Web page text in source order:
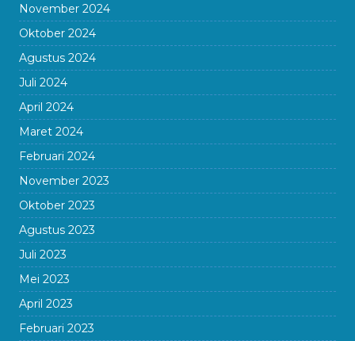
November 2024
Oktober 2024
Agustus 2024
Juli 2024
April 2024
Maret 2024
Februari 2024
November 2023
Oktober 2023
Agustus 2023
Juli 2023
Mei 2023
April 2023
Februari 2023